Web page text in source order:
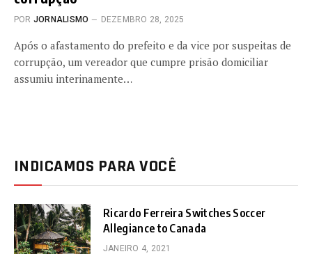
POR JORNALISMO DEZEMBRO 28, 2025
Após o afastamento do prefeito e da vice por suspeitas de
corrupção, um vereador que cumpre prisão domiciliar
assumiu interinamente…
INDICAMOS PARA VOCÊ
Ricardo Ferreira Switches Soccer
Allegiance to Canada
JANEIRO 4, 2021